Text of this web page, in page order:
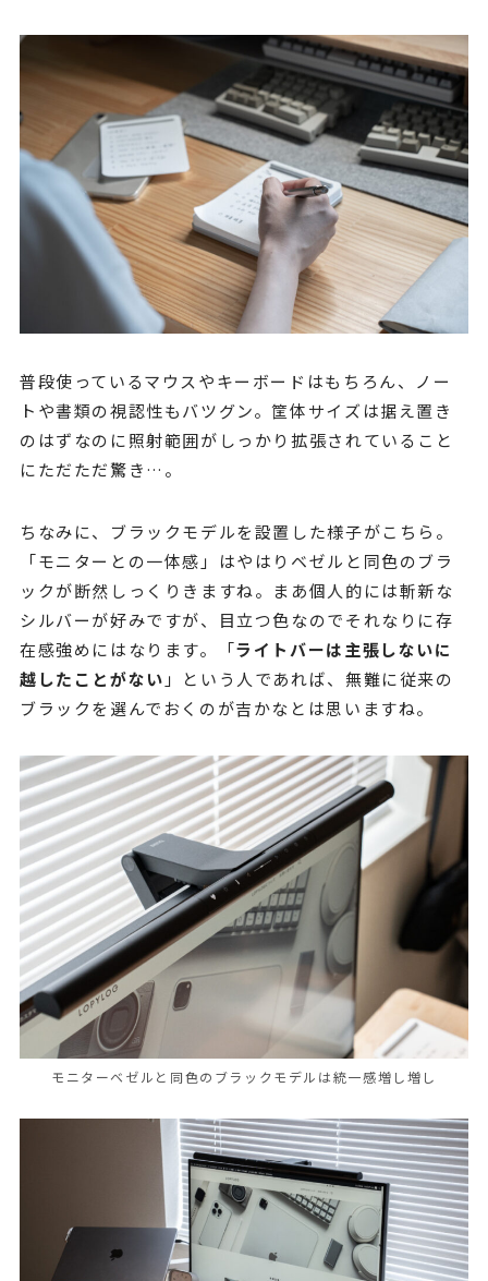
普段使っているマウスやキーボードはもちろん、ノー
トや書類の視認性もバツグン。筐体サイズは据え置き
のはずなのに照射範囲がしっかり拡張されていること
にただただ驚き…。
ちなみに、ブラックモデルを設置した様子がこちら。
「モニターとの一体感」はやはりベゼルと同色のブラ
ックが断然しっくりきますね。まあ個人的には斬新な
シルバーが好みですが、目立つ色なのでそれなりに存
在感強めにはなります。「ライトバーは主張しないに
越したことがない 」という人であれば、無難に従来の
ブラックを選んでおくのが吉かなとは思いますね。
モニターベゼルと同色のブラックモデルは統一感増し増し